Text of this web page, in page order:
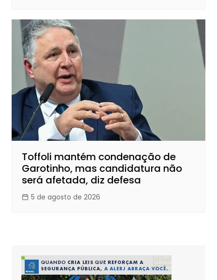
Toffoli mantém condenação de
Garotinho, mas candidatura não
será afetada, diz defesa
5 de agosto de 2026